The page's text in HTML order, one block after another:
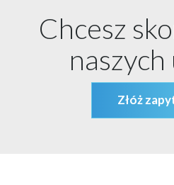
Chcesz
naszych
Złóż